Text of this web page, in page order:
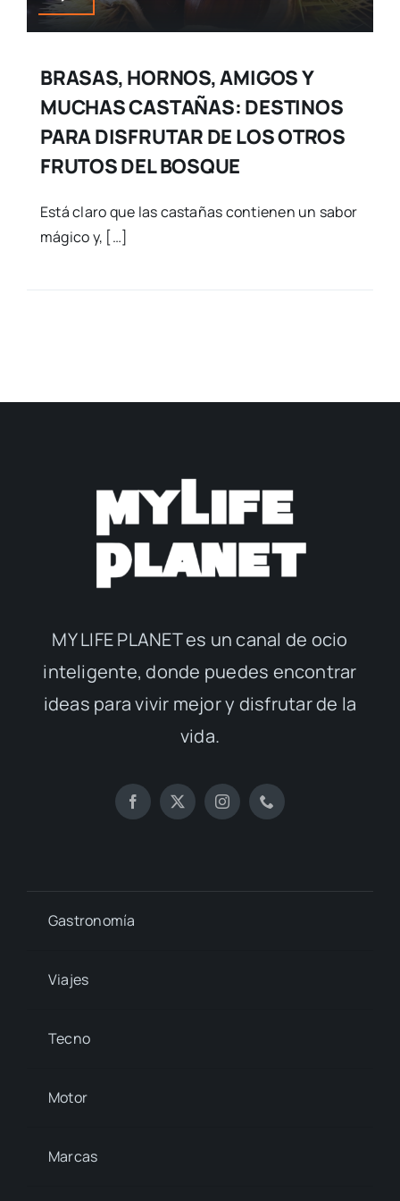
BRASAS, HORNOS, AMIGOS Y
MUCHAS CASTAÑAS: DESTINOS
PARA DISFRUTAR DE LOS OTROS
FRUTOS DEL BOSQUE
Está claro que las castañas contienen un sabor
mágico y, […]
MY LIFE PLANET es un canal de ocio
inteligente, donde puedes encontrar
ideas para vivir mejor y disfrutar de la
vida.
Gastronomía
Viajes
Tecno
Motor
Marcas